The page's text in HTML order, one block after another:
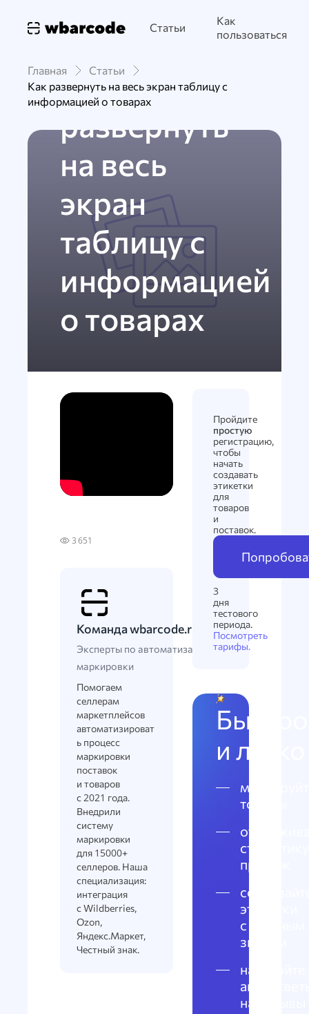
Статьи
Как
пользоваться
Главная
Статьи
Как развернуть на весь экран таблицу с
информацией о товарах
ИНСТРУКЦИЯ
ВАЙЛДБЕРИЗ
Как
развернуть
на весь
экран
таблицу с
информацией
о товарах
3 651
Команда wbarcode.ru
Эксперты по автоматизации
маркировки
Помогаем
селлерам
маркетплейсов
автоматизироват
ь процесс
маркировки
поставок
и товаров
с 2021 года.
Внедрили
систему
маркировки
для 15000+
селлеров. Наша
специализация:
интеграция
с Wildberries,
Ozon,
Яндекс.Маркет,
Честный знак.
Пройдите
простую
регистрацию,
чтобы
начать
создавать
этикетки
для
товаров
и
поставок.
3
дня
тестового
периода.
Посмотреть
тарифы.
Быстро
и легко
товары
статистику
продаж
этикетки
с честным
знаком
настройте
на отзывы